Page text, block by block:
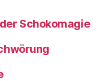
Schokomagie